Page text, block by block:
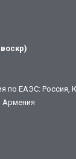
по ЕАЭС: Россия,
Армения